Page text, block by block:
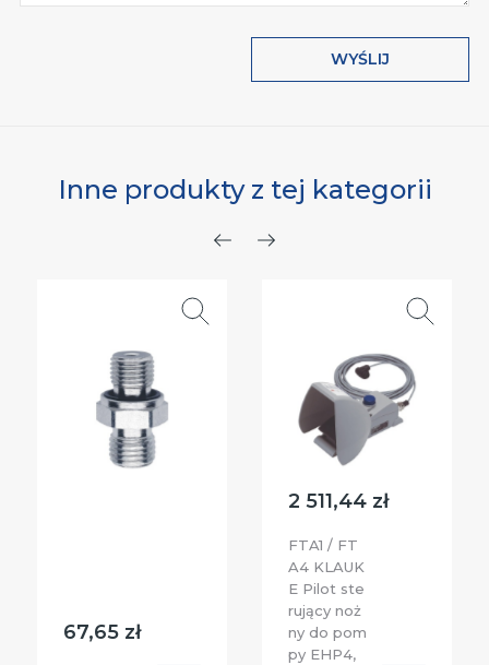
WYŚLIJ
Inne produkty z tej kategorii
67,65 zł
2 511,44 zł
FTA1 / FT
A4 KLAUK
E Pilot ste
rujący noż
ny do pom
py EHP4,